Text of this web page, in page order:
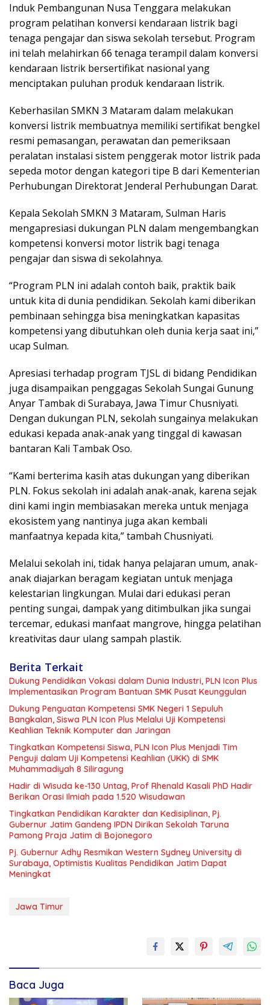
Induk Pembangunan Nusa Tenggara melakukan
program pelatihan konversi kendaraan listrik bagi
tenaga pengajar dan siswa sekolah tersebut. Program
ini telah melahirkan 66 tenaga terampil dalam konversi
kendaraan listrik bersertifikat nasional yang
menciptakan puluhan produk kendaraan listrik.
Keberhasilan SMKN 3 Mataram dalam melakukan
konversi listrik membuatnya memiliki sertifikat bengkel
resmi pemasangan, perawatan dan pemeriksaan
peralatan instalasi sistem penggerak motor listrik pada
sepeda motor dengan kategori tipe B dari Kementerian
Perhubungan Direktorat Jenderal Perhubungan Darat.
Kepala Sekolah SMKN 3 Mataram, Sulman Haris
mengapresiasi dukungan PLN dalam mengembangkan
kompetensi konversi motor listrik bagi tenaga
pengajar dan siswa di sekolahnya.
“Program PLN ini adalah contoh baik, praktik baik
untuk kita di dunia pendidikan. Sekolah kami diberikan
pembinaan sehingga bisa meningkatkan kapasitas
kompetensi yang dibutuhkan oleh dunia kerja saat ini,”
ucap Sulman.
Apresiasi terhadap program TJSL di bidang Pendidikan
juga disampaikan penggagas Sekolah Sungai Gunung
Anyar Tambak di Surabaya, Jawa Timur Chusniyati.
Dengan dukungan PLN, sekolah sungainya melakukan
edukasi kepada anak-anak yang tinggal di kawasan
bantaran Kali Tambak Oso.
“Kami berterima kasih atas dukungan yang diberikan
PLN. Fokus sekolah ini adalah anak-anak, karena sejak
dini kami ingin membiasakan mereka untuk menjaga
ekosistem yang nantinya juga akan kembali
manfaatnya kepada kita,” tambah Chusniyati.
Melalui sekolah ini, tidak hanya pelajaran umum, anak-
anak diajarkan beragam kegiatan untuk menjaga
kelestarian lingkungan. Mulai dari edukasi peran
penting sungai, dampak yang ditimbulkan jika sungai
tercemar, edukasi manfaat mangrove, hingga pelatihan
kreativitas daur ulang sampah plastik.
Berita Terkait
Dukung Pendidikan Vokasi dalam Dunia Industri, PLN Icon Plus
Implementasikan Program Bantuan SMK Pusat Keunggulan
Dukung Penguatan Kompetensi SMK Negeri 1 Sepuluh
Bangkalan, Siswa PLN Icon Plus Melalui Uji Kompetensi
Keahlian Teknik Komputer dan Jaringan
Tingkatkan Kompetensi Siswa, PLN Icon Plus Menjadi Tim
Penguji dalam Uji Kompetensi Keahlian (UKK) di SMK
Muhammadiyah 8 Siliragung
Hadir di Wisuda ke-130 Untag, Prof Rhenald Kasali PhD Hadir
Berikan Orasi Ilmiah pada 1.520 Wisudawan
Tingkatkan Pendidikan Karakter dan Kedisiplinan, Pj.
Gubernur Jatim Gandeng IPDN Dirikan Sekolah Taruna
Pamong Praja Jatim di Bojonegoro
Pj. Gubernur Adhy Resmikan Western Sydney University di
Surabaya, Optimistis Kualitas Pendidikan Jatim Dapat
Meningkat
Jawa Timur
Baca Juga